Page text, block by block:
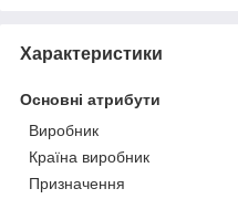
Характеристики
Основні атрибути
Виробник
Країна виробник
Призначення